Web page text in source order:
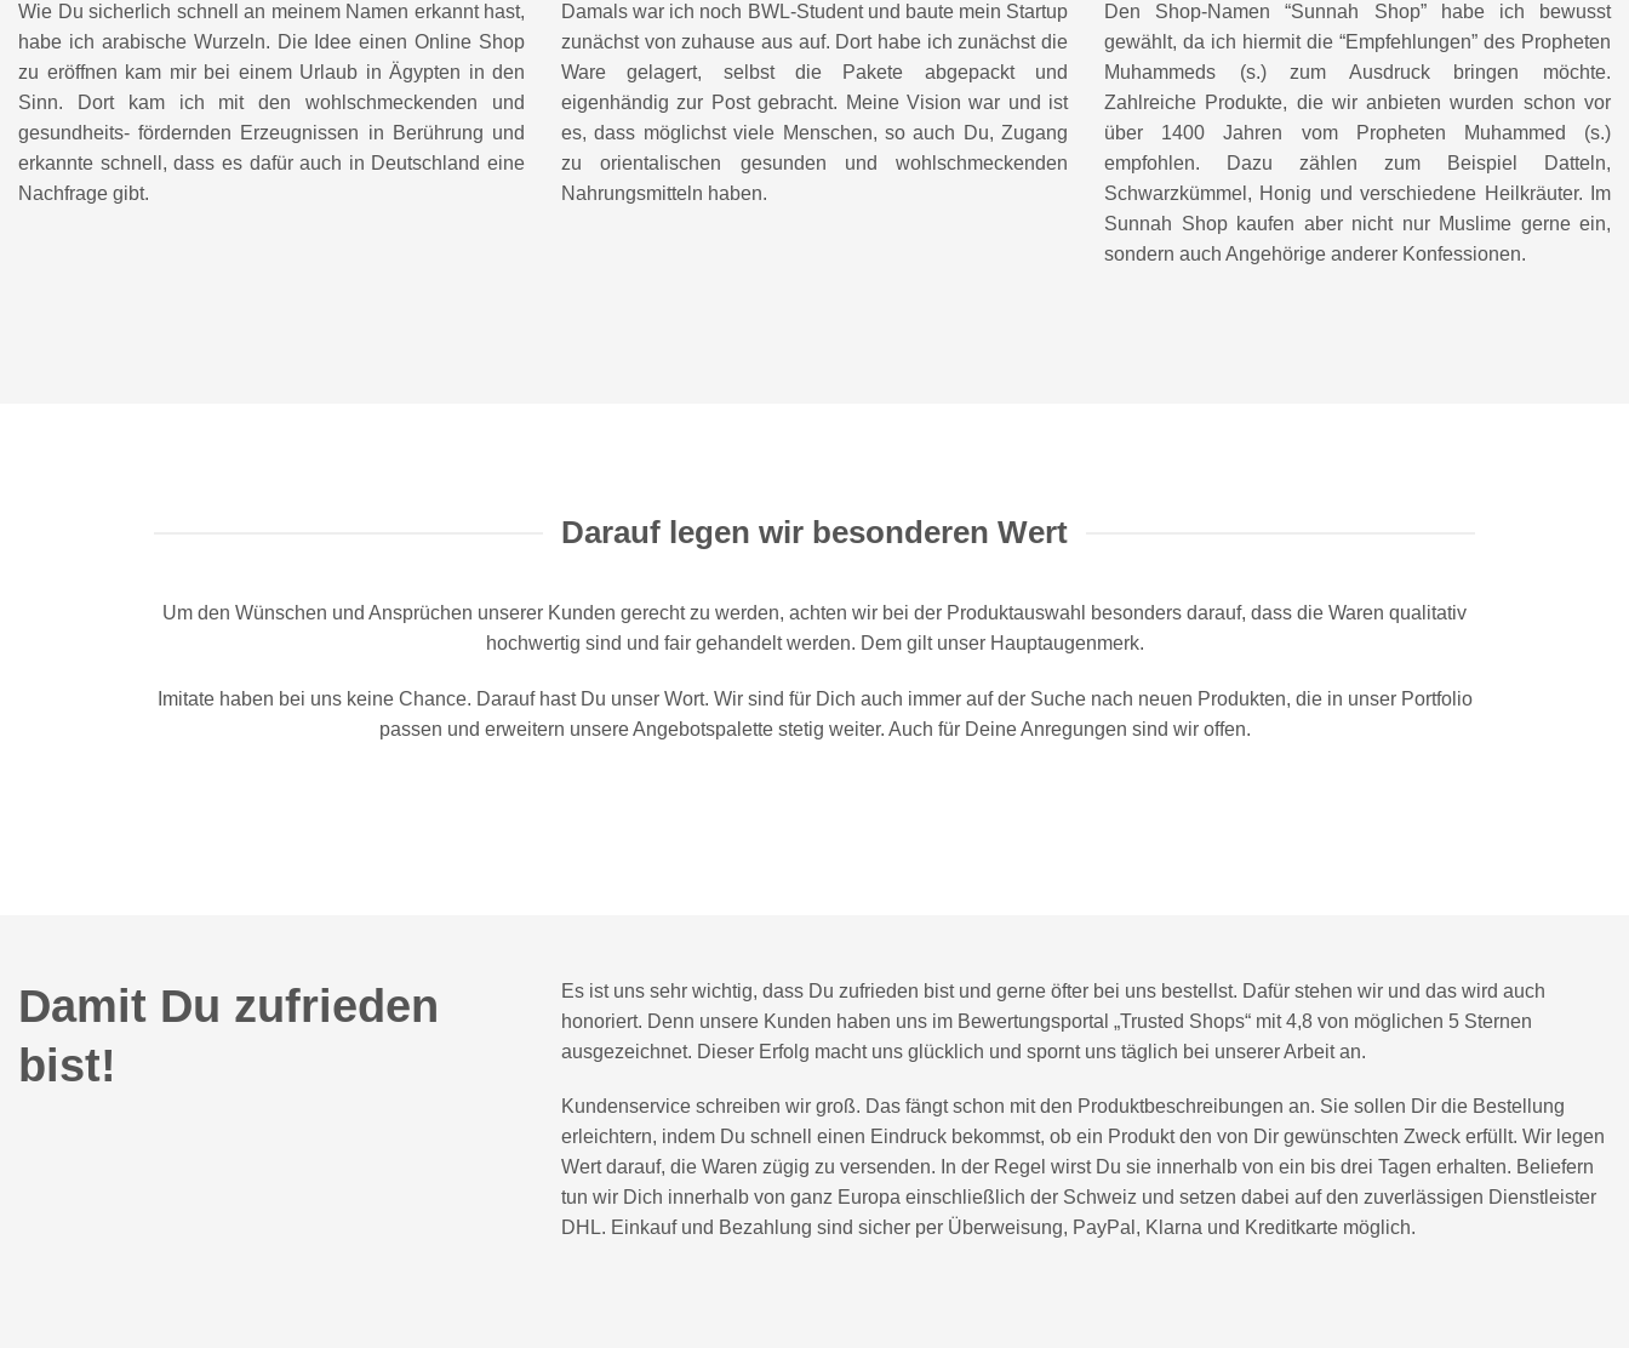
Wie Du sicherlich schnell an meinem Namen erkannt hast,
habe ich arabische Wurzeln. Die Idee einen Online Shop
zu eröffnen kam mir bei einem Urlaub in Ägypten in den
Sinn. Dort kam ich mit den wohlschmeckenden und
gesundheits- fördernden Erzeugnissen in Berührung und
erkannte schnell, dass es dafür auch in Deutschland eine
Nachfrage gibt.
Damals war ich noch BWL-Student und baute mein Startup
zunächst von zuhause aus auf. Dort habe ich zunächst die
Ware gelagert, selbst die Pakete abgepackt und
eigenhändig zur Post gebracht. Meine Vision war und ist
es, dass möglichst viele Menschen, so auch Du, Zugang
zu orientalischen gesunden und wohlschmeckenden
Nahrungsmitteln haben.
Den Shop-Namen “Sunnah Shop” habe ich bewusst
gewählt, da ich hiermit die “Empfehlungen” des Propheten
Muhammeds (s.) zum Ausdruck bringen möchte.
Zahlreiche Produkte, die wir anbieten wurden schon vor
über 1400 Jahren vom Propheten Muhammed (s.)
empfohlen. Dazu zählen zum Beispiel Datteln,
Schwarzkümmel, Honig und verschiedene Heilkräuter. Im
Sunnah Shop kaufen aber nicht nur Muslime gerne ein,
sondern auch Angehörige anderer Konfessionen.
Darauf legen wir besonderen Wert
Um den Wünschen und Ansprüchen unserer Kunden gerecht zu werden, achten wir bei der Produktauswahl besonders darauf, dass die Waren qualitativ
hochwertig sind und fair gehandelt werden. Dem gilt unser Hauptaugenmerk.
Imitate haben bei uns keine Chance. Darauf hast Du unser Wort. Wir sind für Dich auch immer auf der Suche nach neuen Produkten, die in unser Portfolio
passen und erweitern unsere Angebotspalette stetig weiter. Auch für Deine Anregungen sind wir offen.
Damit Du zufrieden
bist!
Es ist uns sehr wichtig, dass Du zufrieden bist und gerne öfter bei uns bestellst. Dafür stehen wir und das wird auch
honoriert. Denn unsere Kunden haben uns im Bewertungsportal „Trusted Shops“ mit 4,8 von möglichen 5 Sternen
ausgezeichnet. Dieser Erfolg macht uns glücklich und spornt uns täglich bei unserer Arbeit an.
Kundenservice schreiben wir groß. Das fängt schon mit den Produktbeschreibungen an. Sie sollen Dir die Bestellung
erleichtern, indem Du schnell einen Eindruck bekommst, ob ein Produkt den von Dir gewünschten Zweck erfüllt. Wir legen
Wert darauf, die Waren zügig zu versenden. In der Regel wirst Du sie innerhalb von ein bis drei Tagen erhalten. Beliefern
tun wir Dich innerhalb von ganz Europa einschließlich der Schweiz und setzen dabei auf den zuverlässigen Dienstleister
DHL. Einkauf und Bezahlung sind sicher per Überweisung, PayPal, Klarna und Kreditkarte möglich.